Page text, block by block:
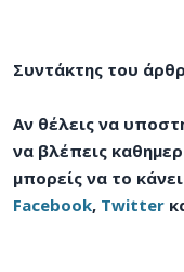
Συντάκτης του
Αν θέλεις να
να βλέπεις
μπορείς να το
Facebook, Twitter